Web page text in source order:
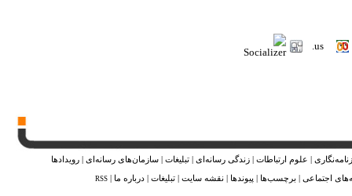
علوم ارتباطات |زندگی رسانه‌ای |تبلیغات سازمان‌های رسانه‌ای |رویدادها
اجتماعی برچسب‌ها پیوندها نقشه ‌سایت تبلیغات |درباره ما |
RSS